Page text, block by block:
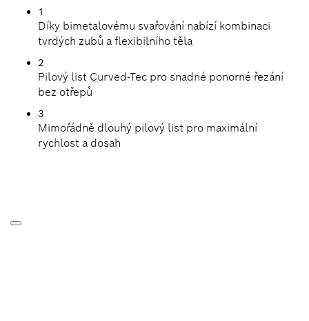
1
Díky bimetalovému svařování nabízí kombinaci
tvrdých zubů a flexibilního těla
2
Pilový list Curved-Tec pro snadné ponorné řezání
bez otřepů
3
Mimořádně dlouhý pilový list pro maximální
rychlost a dosah